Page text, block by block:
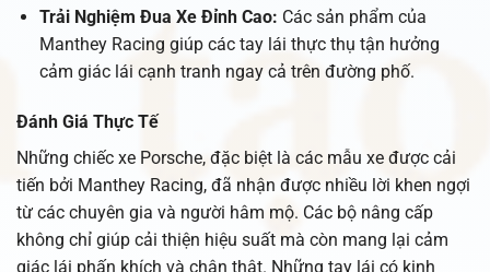
Trải Nghiệm Đua Xe Đỉnh Cao: Các sản phẩm của
Manthey Racing giúp các tay lái thực thụ tận hưởng
cảm giác lái cạnh tranh ngay cả trên đường phố.
Đánh Giá Thực Tế
Những chiếc xe Porsche, đặc biệt là các mẫu xe được cải
tiến bởi Manthey Racing, đã nhận được nhiều lời khen ngợi
từ các chuyên gia và người hâm mộ. Các bộ nâng cấp
không chỉ giúp cải thiện hiệu suất mà còn mang lại cảm
giác lái phấn khích và chân thật. Những tay lái có kinh